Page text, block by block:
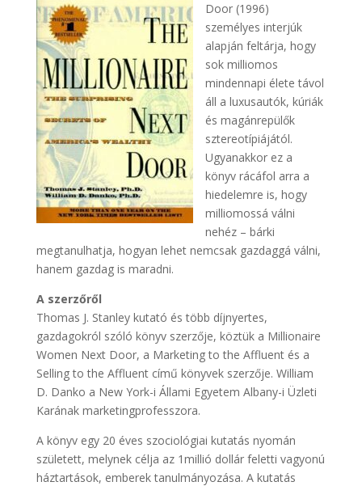
Door (1996)
személyes interjúk
alapján feltárja, hogy
sok milliomos
mindennapi élete távol
áll a luxusautók, kúriák
és magánrepülők
sztereotípiájától.
Ugyanakkor ez a
könyv rácáfol arra a
hiedelemre is, hogy
milliomossá válni
nehéz – bárki
megtanulhatja, hogyan lehet nemcsak gazdaggá válni,
hanem gazdag is maradni.
A szerzőről
Thomas J. Stanley kutató és több díjnyertes,
gazdagokról szóló könyv szerzője, köztük a Millionaire
Women Next Door, a Marketing to the Affluent és a
Selling to the Affluent című könyvek szerzője. William
D. Danko a New York-i Állami Egyetem Albany-i Üzleti
Karának marketingprofesszora.
A könyv egy 20 éves szociológiai kutatás nyomán
született, melynek célja az 1millió dollár feletti vagyonú
háztartások, emberek tanulmányozása. A kutatás